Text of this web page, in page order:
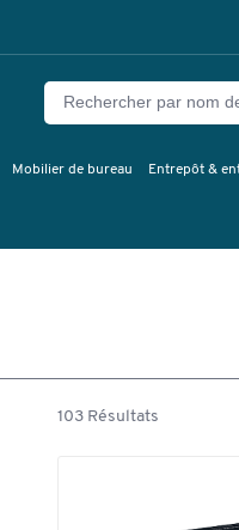
Mobilier de bureau Entrepôt &
103 Résultats